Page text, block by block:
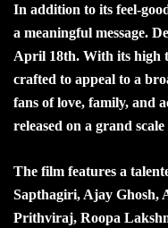
In addition to its feel-
a meaningful message.
April 18th. With its high
crafted to appeal to a
fans of love, family, and
released on a grand
The film features a
Sapthagiri, Ajay Ghosh,
Prithviraj, Roopa